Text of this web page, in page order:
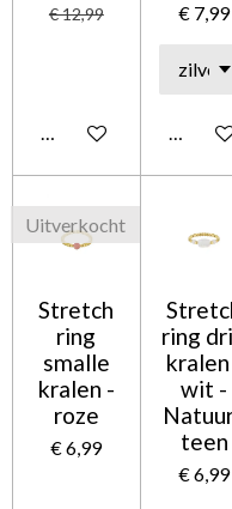
€ 12,99
In winkelwagen
€ 7,99
In
Uitverkocht
Stretch
ring
smalle
kralen -
roze
€ 6,99
ring
wit -
teen
€ 6,99